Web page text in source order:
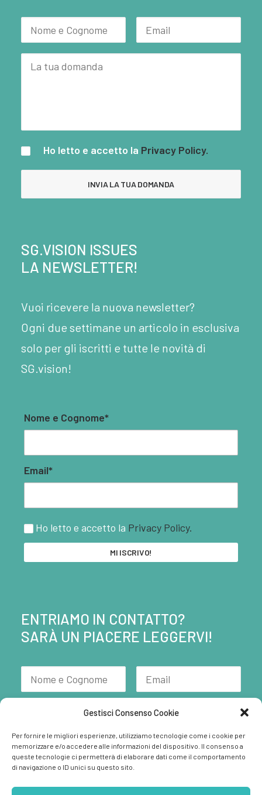
Gestisci Consenso Cookie
Per fornire le migliori esperienze, utilizziamo tecnologie come i cookie per
memorizzare e/o accedere alle informazioni del dispositivo. Il consenso a
queste tecnologie ci permetterà di elaborare dati come il comportamento
di navigazione o ID unici su questo sito.
Ho letto e accetto la Privacy Policy.
SG.VISION ISSUES
LA NEWSLETTER!
Vuoi ricevere la nuova newsletter?
Ogni due settimane un articolo in esclusiva
solo per gli iscritti e tutte le novità di
SG.vision!
Nome e Cognome*
Email*
Ho letto e accetto la Privacy Policy.
ENTRIAMO IN CONTATTO?
SARÀ UN PIACERE LEGGERVI!